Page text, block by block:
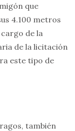
que
4.100 metros
de la
de la licitación
este tipo de
también